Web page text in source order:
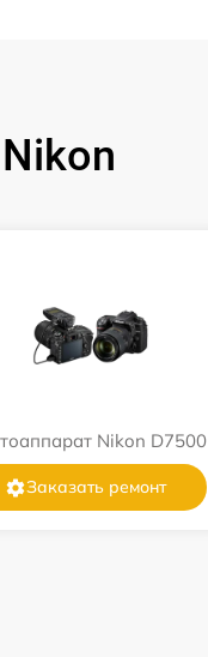
Nikon D7500
Заказать ремонт